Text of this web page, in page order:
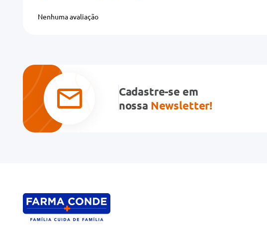
Adicionar avaliação
Avalie o produto de 1 a 5 estrelas
★★★
Seu nome
Nenhuma avaliação
Cadastre-se em
nossa Newsletter!